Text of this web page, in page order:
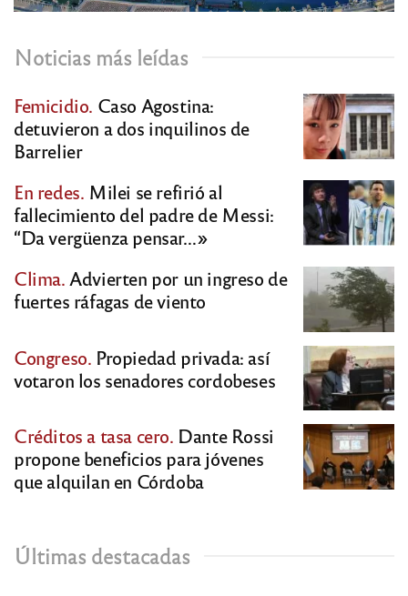
Noticias más leídas
Femicidio. Caso Agostina:
detuvieron a dos inquilinos de
Barrelier
En redes. Milei se refirió al
fallecimiento del padre de Messi:
“Da vergüenza pensar…»
Clima. Advierten por un ingreso de
fuertes ráfagas de viento
Congreso. Propiedad privada: así
votaron los senadores cordobeses
Créditos a tasa cero. Dante Rossi
propone beneficios para jóvenes
que alquilan en Córdoba
Últimas destacadas